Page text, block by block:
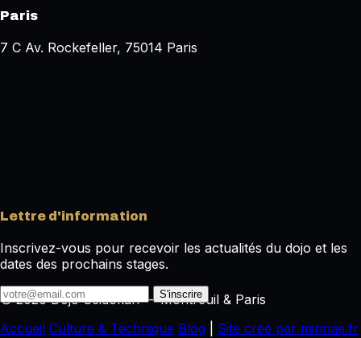
Paris
7 C Av. Rockefeller, 75014 Paris
Lettre d'information
Inscrivez-vous pour recevoir les actualités du dojo et les
dates des prochains stages.
S'inscrire
© 2026 Dojo Seidokan — Montreuil & Paris
Accueil Culture & Technique Blog Site créé par mirinae.fr